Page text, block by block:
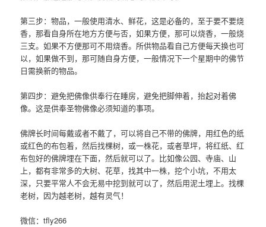
第三步：物品，一般使用清水、鲜花，这是必备的，至于要不要烧
香，那看自身所在地方方便与否，如果方便，那可以烧香，一般烧
三支。如果不方便那可不用烧香。所供物品看自己方便每天换也可
以，如果做不到，那可随自身方便，一般情况下一个星期中的佛节
日需换新的物品。
第四步：避免把佛像供奉行在睡房，避免把脚伸着，抬起对着佛
像。这是供奉圣物佛像必须知道的事项。
佛牌长时间每戴或者不戴了，可以将自己不带的佛牌，用红色的纸
或红色的布包着，然后找棵树，或一株花，或者草坪，将红纸、红
布包好的佛牌埋在下面，然后就可以了。比如像公园、寺庙、山
上，都有非常多的大树、花草，找其中一株，挖个小坑，不用太
深，只要平常人不会无易中挖到就可以了，然后用泥土埋上。找棵
老树，因为越老树，越有灵气！
微信：tfly266